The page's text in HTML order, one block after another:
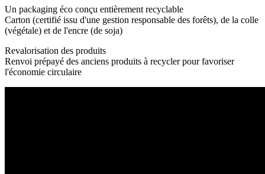
Un packaging éco conçu entièrement recyclable
Carton (certifié issu d'une gestion responsable des forêts), de la colle
(végétale) et de l'encre (de soja)
Revalorisation des produits
Renvoi prépayé des anciens produits à recycler pour favoriser
l'économie circulaire